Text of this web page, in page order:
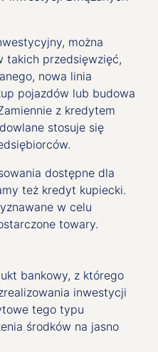
można
takich przedsięwzięć,
nowa linia
pojazdów lub budowa
z kredytem
stosuje się
dostępne dla
też kredyt kupiecki.
w celu
towary.
bankowy, z którego
inwestycji
tego typu
środków na jasno